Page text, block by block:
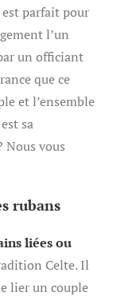
parfait pour
l’un
un officiant
que ce
et l’ensemble
sa
vous
rubans
liées ou
Celte. Il
lier un couple